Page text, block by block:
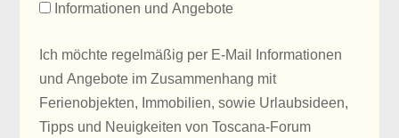
Informationen und Angebote
Ich möchte regelmäßig per E-Mail Informationen
und Angebote im Zusammenhang mit
Ferienobjekten, Immobilien, sowie Urlaubsideen,
Tipps und Neuigkeiten von Toscana-Forum